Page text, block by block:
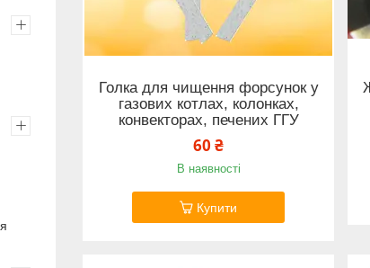
Голка для чищення форсунок у
газових котлах, колонках,
конвекторах, печених ГГУ
60 ₴
В наявності
Купити